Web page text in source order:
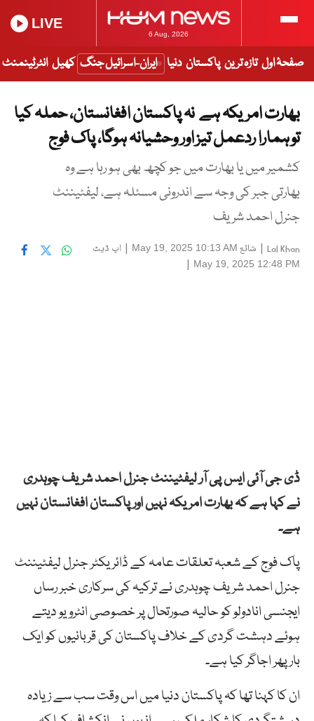
6 Aug, 2026
LIVE
صفحۂ اول تازہ ترین پاکستان دنیا ایران-اسرائیل جنگ کھیل انٹرٹینمنٹ
بھارت امریکہ ہے نہ پاکستان افغانستان، حملہ کیا
تو ہمارا ردعمل تیز اور وحشیانہ ہوگا، پاک فوج
کشمیر میں یا بھارت میں جو کچھ بھی ہو رہا ہے وہ
بھارتی جبر کی وجہ سے اندرونی مسئلہ ہے، لیفٹیننٹ
جنرل احمد شریف
Lal Khan
| شائع May 19, 2025 10:13 AM
| اپ ڈیٹ
May 19, 2025 12:48 PM
|
ڈی جی آئی ایس پی آر لیفٹیننٹ جنرل احمد شریف چوہدری
نے کہا ہے کہ بھارت امریکہ نہیں اور پاکستان افغانستان نہیں
ہے۔
پاک فوج کے شعبہ تعلقات عامہ کے ڈائریکٹر جنرل لیفٹیننٹ
جنرل احمد شریف چوہدری نے ترکیہ کی سرکاری خبر رساں
ایجنسی انادولو کو حالیہ صورتحال پر خصوصی انٹرویو دیتے
ہوئے دہشت گردی کے خلاف پاکستان کی قربانیوں کو ایک
بار پھر اجاگر کیا ہے۔
ان کا کہنا تھا کہ پاکستان دنیا میں اس وقت سب سے زیادہ